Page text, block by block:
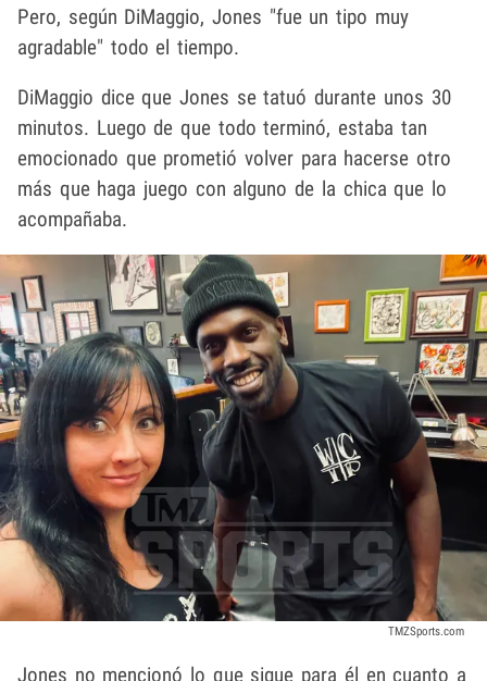
Pero, según DiMaggio, Jones "fue un tipo muy
agradable" todo el tiempo.
DiMaggio dice que Jones se tatuó durante unos 30
minutos. Luego de que todo terminó, estaba tan
emocionado que prometió volver para hacerse otro
más que haga juego con alguno de la chica que lo
acompañaba.
TMZSports.com
Jones no mencionó lo que sigue para él en cuanto a